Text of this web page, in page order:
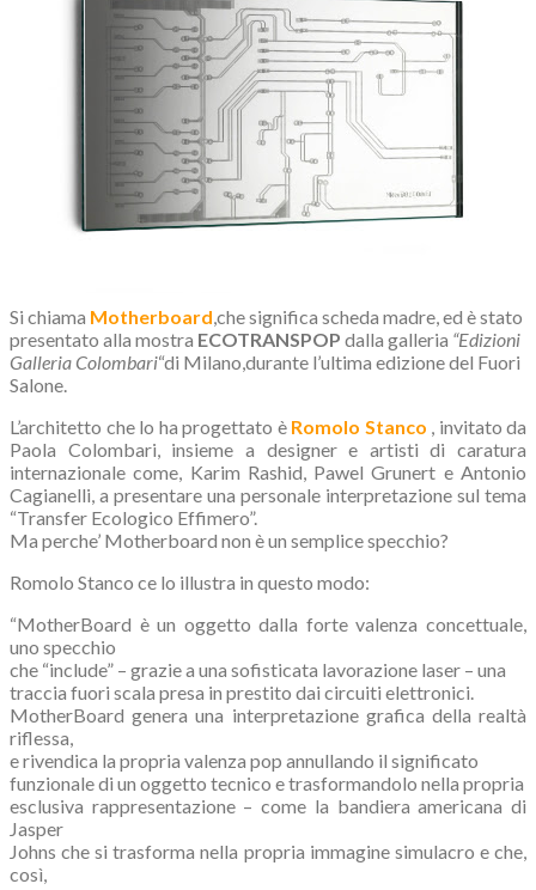
Si chiama Motherboard,che significa scheda madre, ed è stato
presentato alla mostra ECOTRANSPOP dalla galleria “Edizioni
Galleria Colombari“di Milano,durante l’ultima edizione del Fuori
Salone.
L’architetto che lo ha progettato è Romolo Stanco , invitato da
Paola Colombari, insieme a designer e artisti di caratura
internazionale come, Karim Rashid, Pawel Grunert e Antonio
Cagianelli, a presentare una personale interpretazione sul tema
“Transfer Ecologico Effimero”.
Ma perche’ Motherboard non è un semplice specchio?
Romolo Stanco ce lo illustra in questo modo:
“MotherBoard è un oggetto dalla forte valenza concettuale,
uno specchio
che “include” – grazie a una sofisticata lavorazione laser – una
traccia fuori scala presa in prestito dai circuiti elettronici.
MotherBoard genera una interpretazione grafica della realtà
riflessa,
e rivendica la propria valenza pop annullando il significato
funzionale di un oggetto tecnico e trasformandolo nella propria
esclusiva rappresentazione – come la bandiera americana di
Jasper
Johns che si trasforma nella propria immagine simulacro e che,
così,